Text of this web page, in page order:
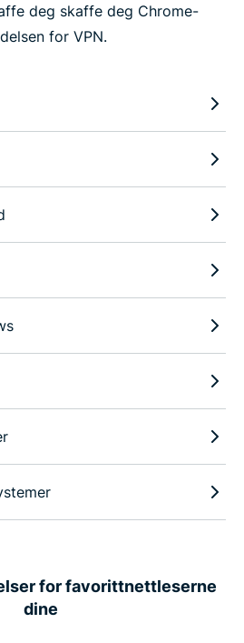
deg skaffe deg Chrome-
for VPN.
for favorittnettleserne
dine